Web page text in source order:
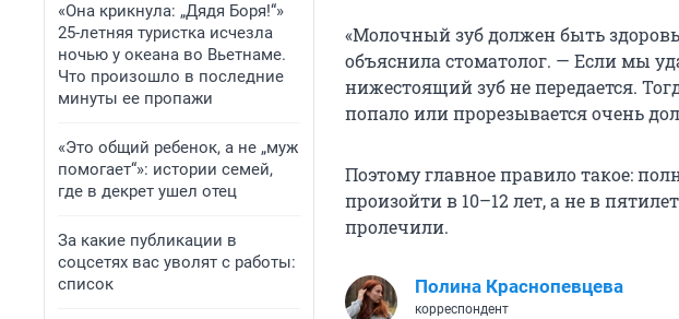
«Она крикнула: „Дядя Боря!“»
25-летняя туристка исчезла
ночью у океана во Вьетнаме.
Что произошло в последние
минуты ее пропажи
«Это общий ребенок, а не „муж
помогает“»: истории семей,
где в декрет ушел отец
За какие публикации в
соцсетях вас уволят с работы:
список
«Молочный зуб должен быть
объяснила стоматолог. — Если мы
нижестоящий зуб не передается.
попало или прорезывается очень
Поэтому главное правило такое:
произойти в 10–12 лет, а не в
пролечили.
Полина Краснопевцева
корреспондент